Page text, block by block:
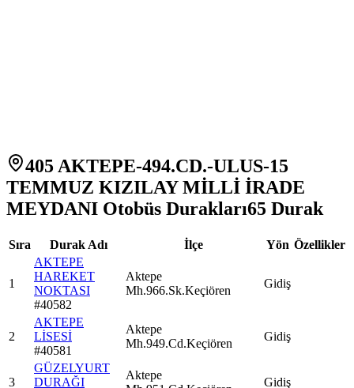
405 AKTEPE-494.CD.-ULUS-15
TEMMUZ KIZILAY MİLLİ İRADE
MEYDANI Otobüs Durakları65 Durak
Sıra Durak Adı İlçe Yön Özellikler
1
AKTEPE
HAREKET
NOKTASI
#40582
Aktepe
Mh.966.Sk.Keçiören
Gidiş
2
AKTEPE
LİSESİ
#40581
Aktepe
Mh.949.Cd.Keçiören
Gidiş
3
GÜZELYURT
DURAĞI
Aktepe
Gidiş